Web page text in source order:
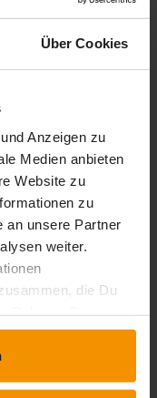
Über Cookies
Anzeigen zu
Medien anbieten
Website zu
zu
an unsere Partner
weiter.
die Du
Korrekter
Co.
mit erster
und
mit erster
und
timelapse
mit erster
und